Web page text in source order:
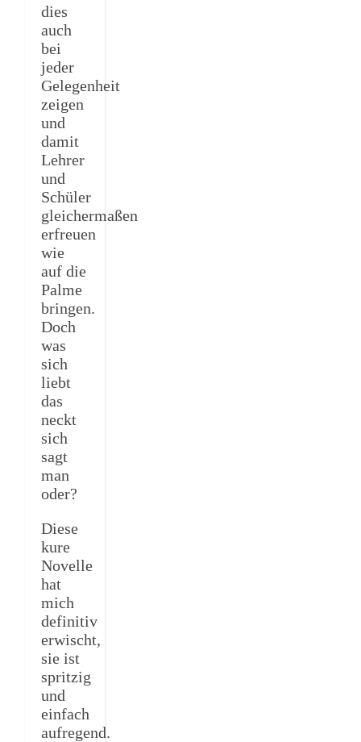
dies
auch
bei
jeder
Gelegenheit
zeigen
und
damit
Lehrer
und
Schüler
gleichermaßen
erfreuen
wie
auf die
Palme
bringen.
Doch
was
sich
liebt
das
neckt
sich
sagt
man
oder?
Diese
kure
Novelle
hat
mich
definitiv
erwischt,
sie ist
spritzig
und
einfach
aufregend.